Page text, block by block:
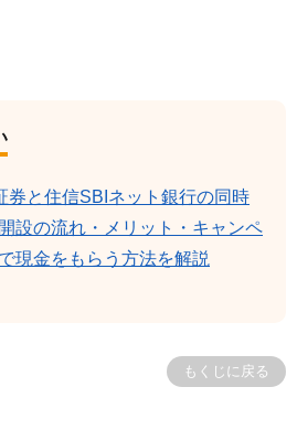
券と住信SBIネット銀行の同時
設の流れ・メリット・キャンペ
現金をもらう方法を解説
もくじに戻る